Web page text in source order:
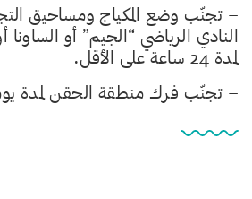
– تجنّب وضع المكياج ومساحيق
النادي الرياضي “الجيم” أو الساونا
لمدة 24 ساعة على الأقل.
– تجنّب فرك منطقة الحقن لمدة